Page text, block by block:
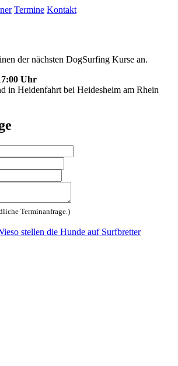
Termine Kontakt
der nächsten DogSurfing Kurse an.
Uhr
in Heidenfahrt bei Heidesheim am Rhein
Terminanfrage.)
stellen die Hunde auf Surfbretter